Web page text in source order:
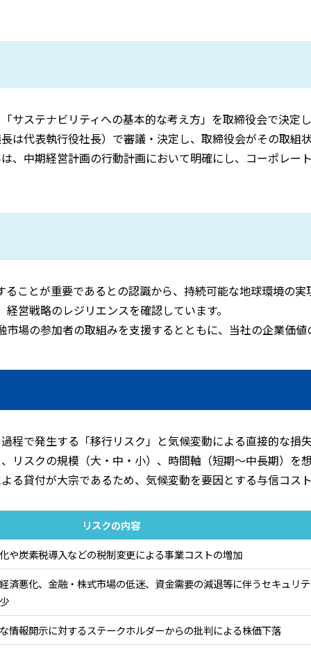
ステナビリティへの基本的な考え方」を取締役会で決
は代表執行役社長）で審議・決定し、取締役会がその取組
、中期経営計画の行動計画において明確にし、コーポレ
とが重要であるとの認識から、持続可能な地球環境
営戦略のレジリエンスを確認しています。
場の参加者の取組みを支援するとともに、当社の企業価値
で発生する「移行リスク」と気候変動による直接的な
スクの規模（大・中・小）、時間軸（短期～中長期）を
貸付が大宗であるため、気候変動を要因とする与信コス
リスクの内容
や炭素税導入などの税制変更による事業コストの増加
済悪化、金融・株式市場の低迷、資金需要の減退等に伴うセキュリ
情報開示に対するステークホルダーからの批判による株価下落